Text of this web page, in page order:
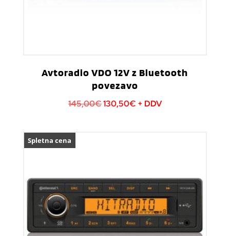
Avtoradio VDO 12V z Bluetooth
povezavo
145,00€Izvirna
130,50€Trenutna
+ DDV
Spletna cena